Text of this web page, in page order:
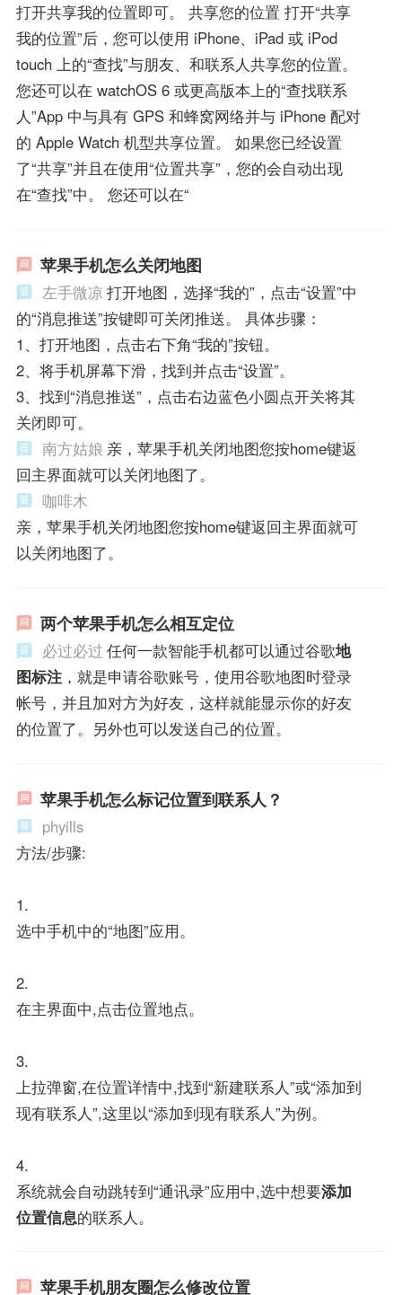
打开共享我的位置即可。 共享您的位置 打开“共享
我的位置”后，您可以使用 iPhone、iPad 或 iPod
touch 上的“查找”与朋友、和联系人共享您的位置。
您还可以在 watchOS 6 或更高版本上的“查找联系
人”App 中与具有 GPS 和蜂窝网络并与 iPhone 配对
的 Apple Watch 机型共享位置。 如果您已经设置
了“共享”并且在使用“位置共享”，您的会自动出现
在“查找”中。 您还可以在“
苹果手机怎么关闭地图
左手微凉 打开地图，选择“我的”，点击“设置”中
的“消息推送”按键即可关闭推送。 具体步骤：
1、打开地图，点击右下角“我的”按钮。
2、将手机屏幕下滑，找到并点击“设置”。
3、找到“消息推送”，点击右边蓝色小圆点开关将其
关闭即可。
南方姑娘 亲，苹果手机关闭地图您按home键返
回主界面就可以关闭地图了。
咖啡木
亲，苹果手机关闭地图您按home键返回主界面就可
以关闭地图了。
两个苹果手机怎么相互定位
必过必过 任何一款智能手机都可以通过谷歌地
图标注，就是申请谷歌账号，使用谷歌地图时登录
帐号，并且加对方为好友，这样就能显示你的好友
的位置了。另外也可以发送自己的位置。
苹果手机怎么标记位置到联系人？
phyills
方法/步骤:
1.
选中手机中的“地图”应用。
2.
在主界面中,点击位置地点。
3.
上拉弹窗,在位置详情中,找到“新建联系人”或“添加到
现有联系人”,这里以“添加到现有联系人”为例。
4.
系统就会自动跳转到“通讯录”应用中,选中想要添加
位置信息的联系人。
苹果手机朋友圈怎么修改位置